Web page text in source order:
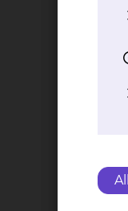
Wie
Für die
Nach
und Seh